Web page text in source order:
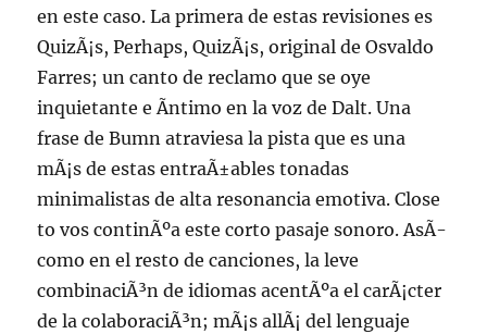
en este caso. La primera de estas revisiones es
QuizÃ¡s, Perhaps, QuizÃ¡s, original de Osvaldo
Farres; un canto de reclamo que se oye
inquietante e Ã­ntimo en la voz de Dalt. Una
frase de Bumn atraviesa la pista que es una
mÃ¡s de estas entraÃ±ables tonadas
minimalistas de alta resonancia emotiva. Close
to vos continÃºa este corto pasaje sonoro. AsÃ­
como en el resto de canciones, la leve
combinaciÃ³n de idiomas acentÃºa el carÃ¡cter
de la colaboraciÃ³n; mÃ¡s allÃ¡ del lenguaje